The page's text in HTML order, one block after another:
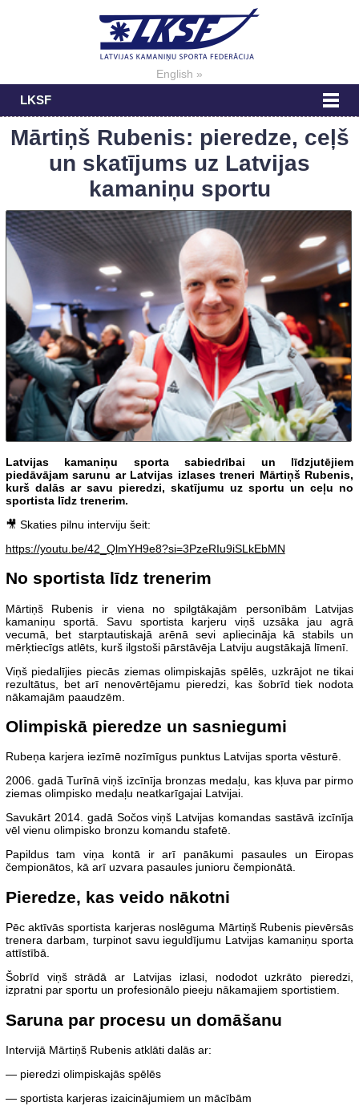
English »
LKSF
Mārtiņš Rubenis: pieredze, ceļš
un skatījums uz Latvijas
kamaniņu sportu
Latvijas kamaniņu sporta sabiedrībai un līdzjutējiem
piedāvājam sarunu ar Latvijas izlases treneri Mārtiņš Rubenis,
kurš dalās ar savu pieredzi, skatījumu uz sportu un ceļu no
sportista līdz trenerim.
🎥 Skaties pilnu interviju šeit:
https://youtu.be/42_QlmYH9e8?si=3PzeRIu9iSLkEbMN
No sportista līdz trenerim
Mārtiņš Rubenis ir viena no spilgtākajām personībām Latvijas
kamaniņu sportā. Savu sportista karjeru viņš uzsāka jau agrā
vecumā, bet starptautiskajā arēnā sevi apliecināja kā stabils un
mērķtiecīgs atlēts, kurš ilgstoši pārstāvēja Latviju augstākajā līmenī.
Viņš piedalījies piecās ziemas olimpiskajās spēlēs, uzkrājot ne tikai
rezultātus, bet arī nenovērtējamu pieredzi, kas šobrīd tiek nodota
nākamajām paaudzēm.
Olimpiskā pieredze un sasniegumi
Rubeņa karjera iezīmē nozīmīgus punktus Latvijas sporta vēsturē.
2006. gadā Turīnā viņš izcīnīja bronzas medaļu, kas kļuva par pirmo
ziemas olimpisko medaļu neatkarīgajai Latvijai.
Savukārt 2014. gadā Sočos viņš Latvijas komandas sastāvā izcīnīja
vēl vienu olimpisko bronzu komandu stafetē.
Papildus tam viņa kontā ir arī panākumi pasaules un Eiropas
čempionātos, kā arī uzvara pasaules junioru čempionātā.
Pieredze, kas veido nākotni
Pēc aktīvās sportista karjeras noslēguma Mārtiņš Rubenis pievērsās
trenera darbam, turpinot savu ieguldījumu Latvijas kamaniņu sporta
attīstībā.
Šobrīd viņš strādā ar Latvijas izlasi, nododot uzkrāto pieredzi,
izpratni par sportu un profesionālo pieeju nākamajiem sportistiem.
Saruna par procesu un domāšanu
Intervijā Mārtiņš Rubenis atklāti dalās ar:
— pieredzi olimpiskajās spēlēs
— sportista karjeras izaicinājumiem un mācībām